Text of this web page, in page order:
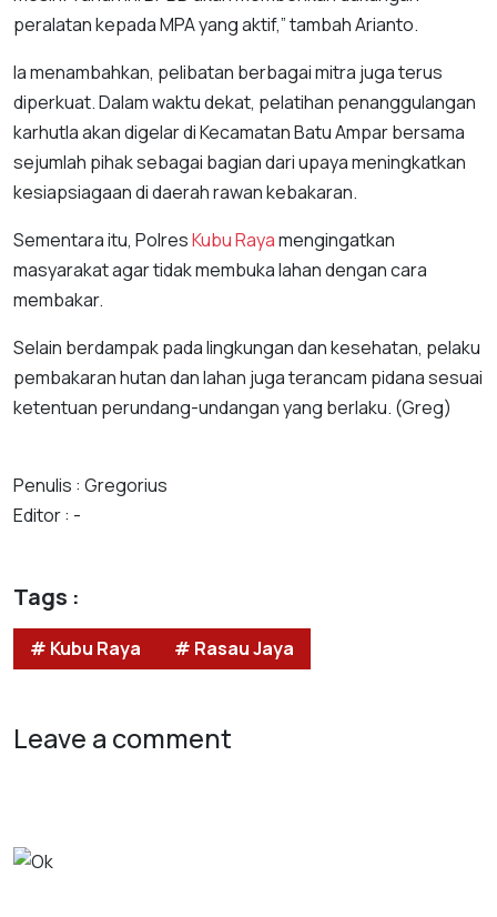
peralatan kepada MPA yang aktif,” tambah Arianto.
Ia menambahkan, pelibatan berbagai mitra juga terus
diperkuat. Dalam waktu dekat, pelatihan penanggulangan
karhutla akan digelar di Kecamatan Batu Ampar bersama
sejumlah pihak sebagai bagian dari upaya meningkatkan
kesiapsiagaan di daerah rawan kebakaran.
Sementara itu, PolresKubu Rayamengingatkan
masyarakat agar tidak membuka lahan dengan cara
membakar.
Selain berdampak pada lingkungan dan kesehatan, pelaku
pembakaran hutan dan lahan juga terancam pidana sesuai
ketentuan perundang-undangan yang berlaku. (Greg)
Penulis : Gregorius
Editor : -
Tags :
# Kubu Raya # Rasau Jaya
Leave a comment